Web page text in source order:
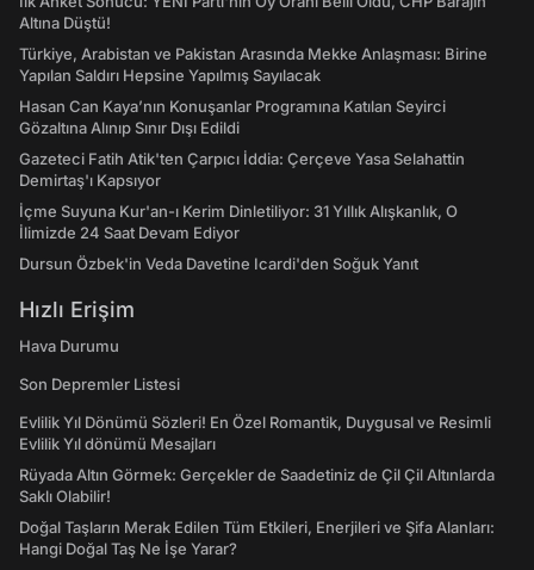
Altına Düştü!
Türkiye, Arabistan ve Pakistan Arasında Mekke Anlaşması: Birine
Yapılan Saldırı Hepsine Yapılmış Sayılacak
Hasan Can Kaya’nın Konuşanlar Programına Katılan Seyirci
Gözaltına Alınıp Sınır Dışı Edildi
Gazeteci Fatih Atik'ten Çarpıcı İddia: Çerçeve Yasa Selahattin
Demirtaş'ı Kapsıyor
İçme Suyuna Kur'an-ı Kerim Dinletiliyor: 31 Yıllık Alışkanlık, O
İlimizde 24 Saat Devam Ediyor
Dursun Özbek'in Veda Davetine Icardi'den Soğuk Yanıt
Hızlı Erişim
Hava Durumu
Son Depremler Listesi
Evlilik Yıl Dönümü Sözleri! En Özel Romantik, Duygusal ve Resimli
Evlilik Yıl dönümü Mesajları
Rüyada Altın Görmek: Gerçekler de Saadetiniz de Çil Çil Altınlarda
Saklı Olabilir!
Doğal Taşların Merak Edilen Tüm Etkileri, Enerjileri ve Şifa Alanları:
Hangi Doğal Taş Ne İşe Yarar?